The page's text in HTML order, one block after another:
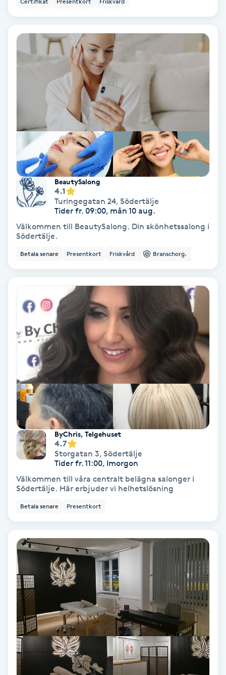
Babylights
Bambumassage
Barnklippning
BIAB
Brynfärgning
Brynplockning
Bröllopsuppsättning
Celluliter
Coachning
Color correction
Cryoterapi
Dermapen
Diamantslipning
Enzympeeling
Extensions
BeautySalong
4.1
Turingegatan 24, Södertälje
Tider fr. 09:00, mån 10 aug.
Välkommen till BeautySalong. Din skönhetssalong i
Södertälje.
Betala senare Presentkort Friskvård Branschorg.
ByChris, Telgehuset
4.7
Storgatan 3, Södertälje
Tider fr. 11:00, Imorgon
Välkommen till våra centralt belägna salonger i
Södertälje. Här erbjuder vi helhetslösning
Betala senare Presentkort